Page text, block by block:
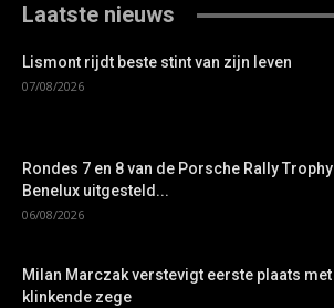
Laatste nieuws
Lismont rijdt beste stint van zijn leven
07/08/2026
Rondes 7 en 8 van de Porsche Rally Trophy
Benelux uitgesteld...
06/08/2026
Milan Marczak verstevigt eerste plaats met
klinkende zege